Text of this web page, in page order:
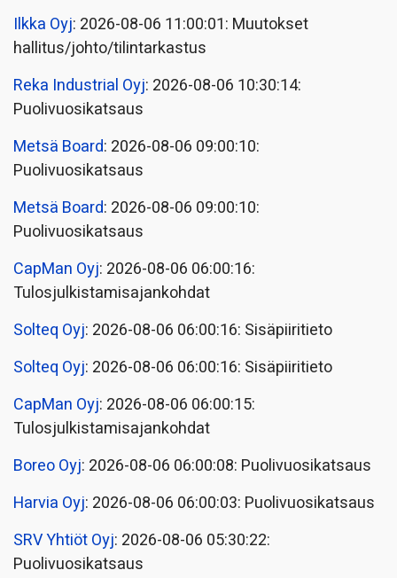
Ilkka Oyj: 2026-08-06 11:00:01: Muutokset
hallitus/johto/tilintarkastus
Reka Industrial Oyj: 2026-08-06 10:30:14:
Puolivuosikatsaus
Metsä Board: 2026-08-06 09:00:10:
Puolivuosikatsaus
Metsä Board: 2026-08-06 09:00:10:
Puolivuosikatsaus
CapMan Oyj: 2026-08-06 06:00:16:
Tulosjulkistamisajankohdat
Solteq Oyj: 2026-08-06 06:00:16: Sisäpiiritieto
Solteq Oyj: 2026-08-06 06:00:16: Sisäpiiritieto
CapMan Oyj: 2026-08-06 06:00:15:
Tulosjulkistamisajankohdat
Boreo Oyj: 2026-08-06 06:00:08: Puolivuosikatsaus
Harvia Oyj: 2026-08-06 06:00:03: Puolivuosikatsaus
SRV Yhtiöt Oyj: 2026-08-06 05:30:22:
Puolivuosikatsaus